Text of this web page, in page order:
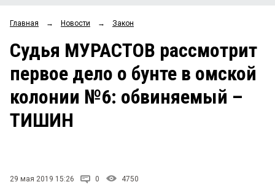
ОБЩЕСТВО
ЗАКОН
НОВОСТИ КОМПАНИЙ
ПРОИСШЕСТВИЯ
Рейтинги
Блоги
Архив
Главная → Новости → Закон
Судья МУРАСТОВ рассмотрит
первое дело о бунте в омской
колонии №6: обвиняемый –
ТИШИН
29 мая 2019 15:26 0 4750